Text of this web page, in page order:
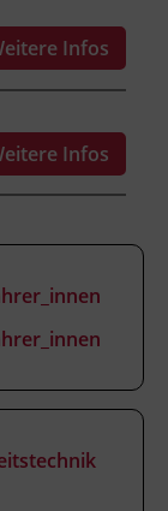
Infos
Infos